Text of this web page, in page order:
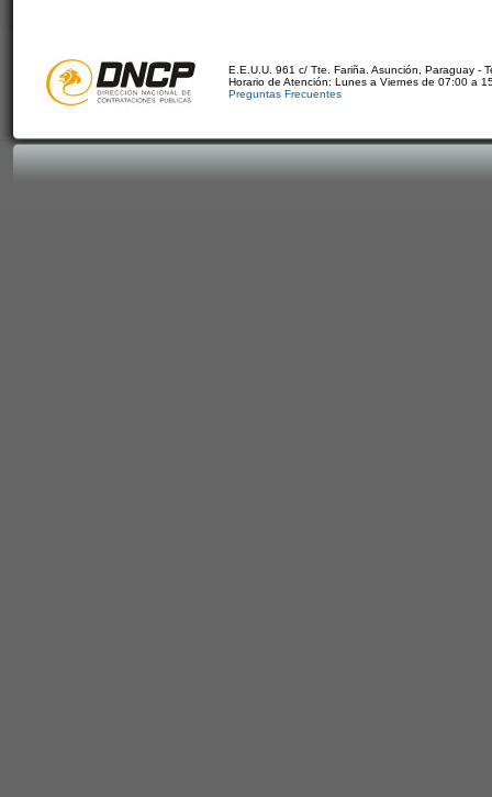
E.E.U.U. 961 c/ Tte. Fariña. Asunción, Paraguay -
Horario de Atención: Lunes a Viernes de 07:00 a
Preguntas Frecuentes